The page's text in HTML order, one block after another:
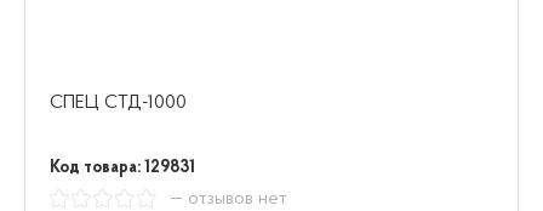
СПЕЦ СТД-1000
Код товара: 129831
— отзывов нет